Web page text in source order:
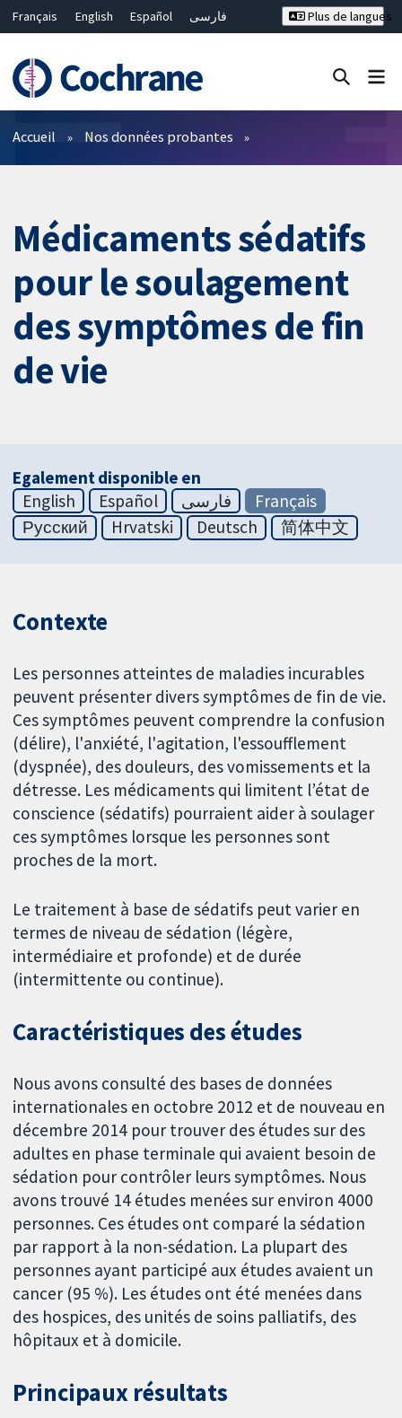
Français English Español
فارسی
Bahasa Malaysia
ไทย
繁體中文
简体中文
Plus de langues
Filtres
Accueil Nos données probantes
Médicaments sédatifs
pour le soulagement
des symptômes de fin
de vie
Egalement disponible en
English
Español فارسی
Français
Русский
Hrvatski Deutsch 简体中文
Contexte
Les personnes atteintes de maladies incurables
peuvent présenter divers symptômes de fin de vie.
Ces symptômes peuvent comprendre la confusion
(délire), l'anxiété, l'agitation, l'essoufflement
(dyspnée), des douleurs, des vomissements et la
détresse. Les médicaments qui limitent l’état de
conscience (sédatifs) pourraient aider à soulager
ces symptômes lorsque les personnes sont
proches de la mort.
Le traitement à base de sédatifs peut varier en
termes de niveau de sédation (légère,
intermédiaire et profonde) et de durée
(intermittente ou continue).
Caractéristiques des études
Nous avons consulté des bases de données
internationales en octobre 2012 et de nouveau en
décembre 2014 pour trouver des études sur des
adultes en phase terminale qui avaient besoin de
sédation pour contrôler leurs symptômes. Nous
avons trouvé 14 études menées sur environ 4000
personnes. Ces études ont comparé la sédation
par rapport à la non-sédation. La plupart des
personnes ayant participé aux études avaient un
cancer (95 %). Les études ont été menées dans
des hospices, des unités de soins palliatifs, des
hôpitaux et à domicile.
Principaux résultats